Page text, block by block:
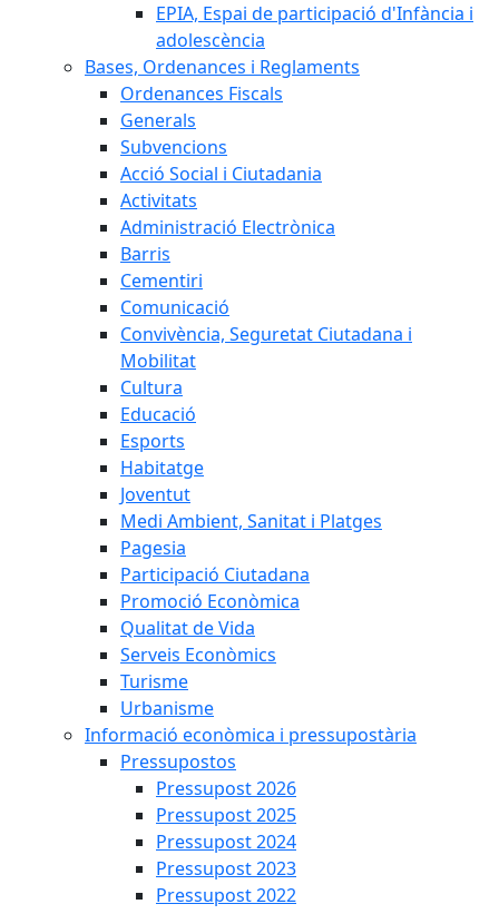
EPIA, Espai de participació d'Infància i
adolescència
Bases, Ordenances i Reglaments
Ordenances Fiscals
Generals
Subvencions
Acció Social i Ciutadania
Activitats
Administració Electrònica
Barris
Cementiri
Comunicació
Convivència, Seguretat Ciutadana i
Mobilitat
Cultura
Educació
Esports
Habitatge
Joventut
Medi Ambient, Sanitat i Platges
Pagesia
Participació Ciutadana
Promoció Econòmica
Qualitat de Vida
Serveis Econòmics
Turisme
Urbanisme
Informació econòmica i pressupostària
Pressupostos
Pressupost 2026
Pressupost 2025
Pressupost 2024
Pressupost 2023
Pressupost 2022